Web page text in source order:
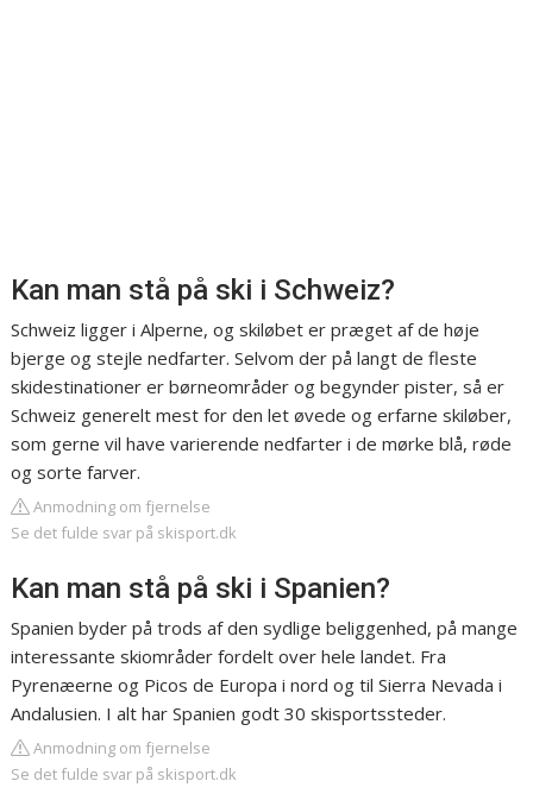
Kan man stå på ski i Schweiz?
Schweiz ligger i Alperne, og skiløbet er præget af de høje
bjerge og stejle nedfarter. Selvom der på langt de fleste
skidestinationer er børneområder og begynder pister, så er
Schweiz generelt mest for den let øvede og erfarne skiløber,
som gerne vil have varierende nedfarter i de mørke blå, røde
og sorte farver.
Anmodning om fjernelse
Se det fulde svar på skisport.dk
Kan man stå på ski i Spanien?
Spanien byder på trods af den sydlige beliggenhed, på mange
interessante skiområder fordelt over hele landet. Fra
Pyrenæerne og Picos de Europa i nord og til Sierra Nevada i
Andalusien. I alt har Spanien godt 30 skisportssteder.
Anmodning om fjernelse
Se det fulde svar på skisport.dk